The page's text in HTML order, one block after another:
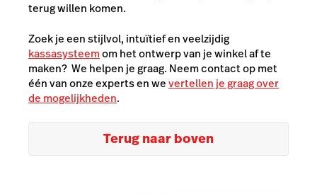
terug willen komen.
Zoek je een stijlvol, intuïtief en veelzijdig
kassasysteemom het ontwerp van je winkel af te
maken? We helpen je graag. Neem contact op met
één van onze experts en wevertellen je graag over
de mogelijkheden.
Terug naar boven